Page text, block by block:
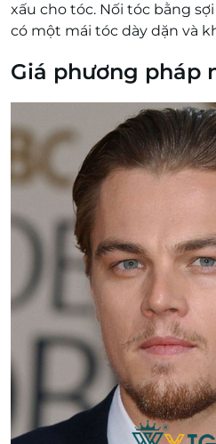
xấu cho tóc. Nối tóc bằng
có một mái tóc dày dặn và
Giá phương pháp